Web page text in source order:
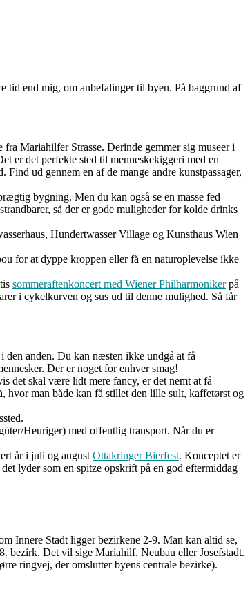
tid end mig, om anbefalinger til byen. På baggrund af
Mariahilfer Strasse. Derinde gemmer sig museer i
er det perfekte sted til menneskekiggeri med en
ud gennem en af de mange andre kunstpassager,
bygning. Men du kan også se en masse fed
så der er gode muligheder for kolde drinks
Hundertwasser Village og Kunsthaus Wien
for at dyppe kroppen eller få en naturoplevelse ikke
sommeraftenkoncert med Wiener Philharmonikerpå
i cykelkurven og sus ud til denne mulighed. Så får
den anden. Du kan næsten ikke undgå at få
Der er noget for enhver smag!
det skal være lidt mere fancy, er det nemt at få
hvor man både kan få stillet den lille sult, kaffetørst og
Heuriger) med offentlig transport. Når du er
år i juli og augustOttakringer Bierfest. Konceptet er
lyder som en spitze opskrift på en god eftermiddag
Innere Stadt ligger bezirkene 2-9. Man kan altid se,
bezirk. Det vil sige Mariahilf, Neubau eller Josefstadt.
ringvej, der omslutter byens centrale bezirke).